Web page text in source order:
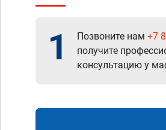
1 Позвоните нам +7
получите
консультацию у